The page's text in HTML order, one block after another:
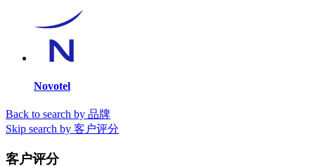
Novotel
Back to search by 品牌
Skip search by 客户评分
客户评分